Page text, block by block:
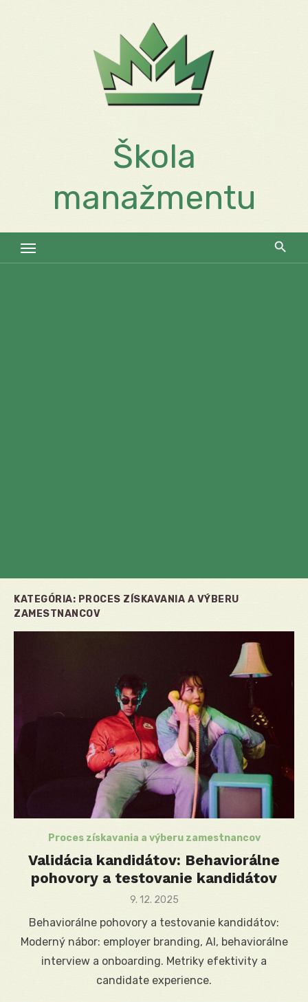
Škola
manažmentu
KATEGÓRIA: PROCES ZÍSKAVANIA A VÝBERU
ZAMESTNANCOV
Proces získavania a výberu zamestnancov
Validácia kandidátov: Behaviorálne
pohovory a testovanie kandidátov
Posted
9. 12. 2025
Behaviorálne pohovory a testovanie kandidátov:
Moderný nábor: employer branding, AI, behaviorálne
interview a onboarding. Metriky efektivity a
candidate experience.